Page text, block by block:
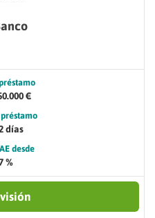
€
días
desde
%